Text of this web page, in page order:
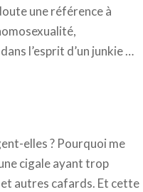
une référence à
l’esprit d’un junkie …
elles ? Pourquoi me
cigale ayant trop
autres cafards. Et cette